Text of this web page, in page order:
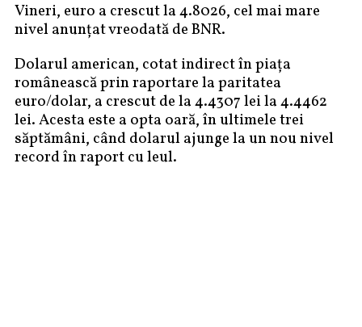
Vineri, euro a crescut la 4.8026, cel mai mare
nivel anunţat vreodată de BNR.
Dolarul american, cotat indirect în piaţa
românească prin raportare la paritatea
euro/dolar, a crescut de la 4.4307 lei la 4.4462
lei. Acesta este a opta oară, în ultimele trei
săptămâni, când dolarul ajunge la un nou nivel
record în raport cu leul.